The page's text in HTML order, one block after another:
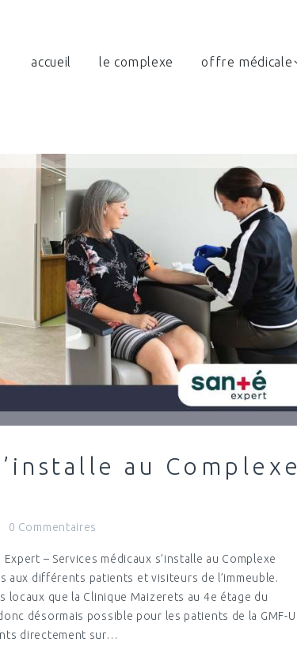
accueil le complexe offre médicale
au Complexe
0 Commentaires
– Services médicaux s’installe au Complexe
aux différents patients et visiteurs de l’immeuble.
locaux que la Clinique Maizerets au 4e étage du
désormais possible pour les patients de la GMF-U
directement sur…